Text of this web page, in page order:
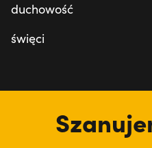
duchowość
święci